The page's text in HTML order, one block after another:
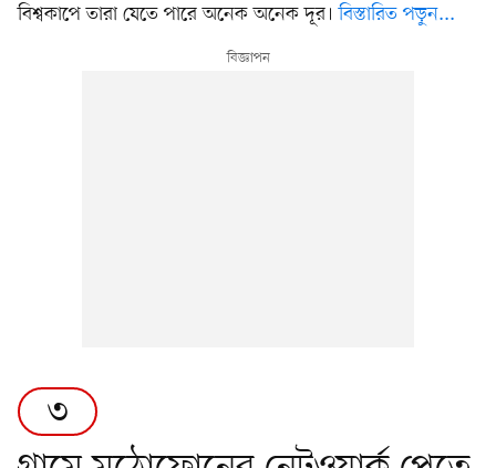
বিশ্বকাপে তারা যেতে পারে অনেক অনেক দূর।বিস্তারিত পড়ুন...
৩